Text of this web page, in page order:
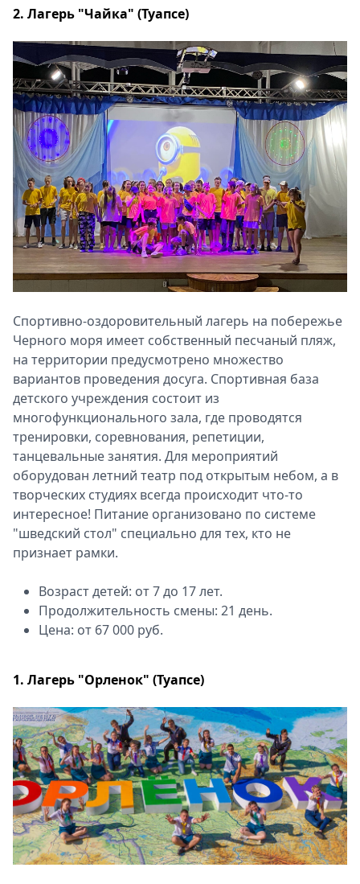
2. Лагерь "Чайка" (Туапсе)
Спортивно-оздоровительный лагерь на побережье
Черного моря имеет собственный песчаный пляж,
на территории предусмотрено множество
вариантов проведения досуга. Спортивная база
детского учреждения состоит из
многофункционального зала, где проводятся
тренировки, соревнования, репетиции,
танцевальные занятия. Для мероприятий
оборудован летний театр под открытым небом, а в
творческих студиях всегда происходит что-то
интересное! Питание организовано по системе
"шведский стол" специально для тех, кто не
признает рамки.
Возраст детей: от 7 до 17 лет.
Продолжительность смены: 21 день.
Цена: от 67 000 руб.
1. Лагерь "Орленок" (Туапсе)